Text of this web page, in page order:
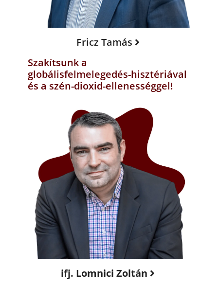
Fricz Tamás
Szakítsunk a
globálisfelmelegedés-hisztériával
és a szén-dioxid-ellenességgel!
ifj. Lomnici Zoltán